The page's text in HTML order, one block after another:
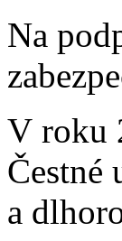
Na
V roku
Čestné
a